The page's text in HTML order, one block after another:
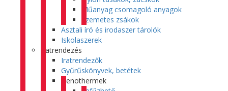
Műanyag csomagoló anyagok
Szemetes zsákok
Asztali író és irodaszer tárolók
Iskolaszerek
Iratrendezés
Iratrendezők
Gyűrűskönyvek, betétek
Genothermek